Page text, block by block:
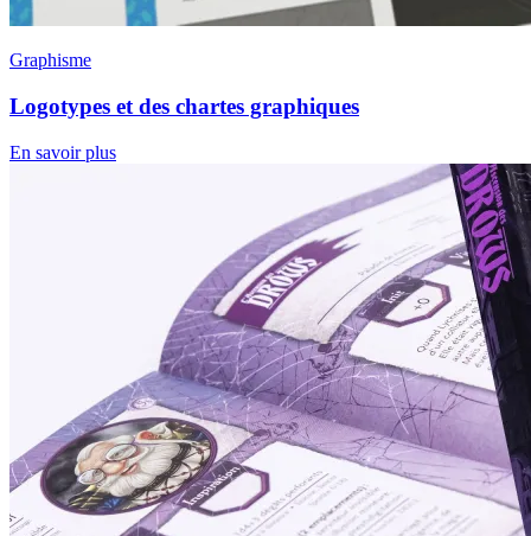
Graphisme
Logotypes et des chartes graphiques
En savoir plus